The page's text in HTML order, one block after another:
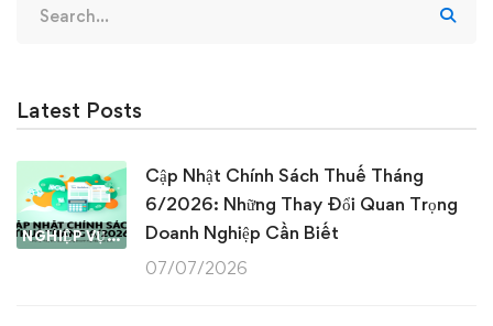
for:
Latest Posts
NGHIỆP VỤ KẾ TOÁN & THUẾ
Cập Nhật Chính Sách Thuế Tháng
6/2026: Những Thay Đổi Quan Trọng
Doanh Nghiệp Cần Biết
07/07/2026